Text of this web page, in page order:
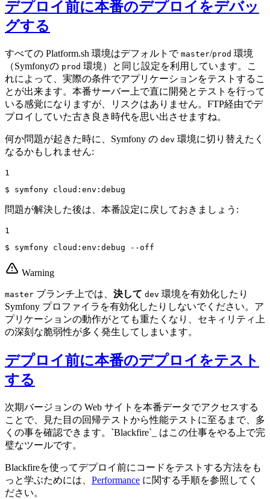
デプロイ前に本番のデプロイをデバッ
グする
すべての Platform.sh 環境はデフォルトで master/prod 環境
（Symfonyの prod 環境）と同じ設定を利用しています。こ
れによって、実際の条件でアプリケーションをテストするこ
とが出来ます。本番サーバー上で直に開発とテストを行って
いる感覚になりますが、リスクはありません。FTP経由でデ
プロイしていた古き良き時代を思い出させますね。
何か問題が起きた時に、Symfony の dev 環境に切り替えたく
なるかもしれません:
1
$ symfony cloud:env:debug
問題が解決した後は、本番設定に戻しておきましょう:
1
$ symfony cloud:env:debug --off
Warning
master ブランチ上では、 決して dev 環境を有効化したり
Symfony プロファイラを有効化したりしないでください。ア
プリケーションの動作がとても重たくなり、セキィリティ上
の深刻な脆弱性が多く発生してしまいます。
デプロイ前に本番のデプロイをテスト
する
次期バージョンの Web サイトを本番データでアクセスする
ことで、見た目の回帰テストから性能テストに至るまで、多
くの事を確認できます。`Blackfire`_ はこの仕事をやる上で完
璧なツールです。
Blackfireを使ってデプロイ前にコードをテストする方法をも
っと学ぶためには、 Performance に関する手順を参照してく
ださい。